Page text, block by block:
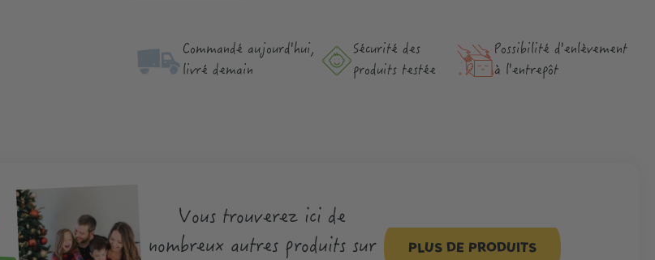
Commandé aujourd'hui,
livré demain
Sécurité des
produits testée
Possibilité d'enlèvement
à l'entrepôt
Vous trouverez ici de
nombreux autres produits sur
PLUS DE PRODUITS